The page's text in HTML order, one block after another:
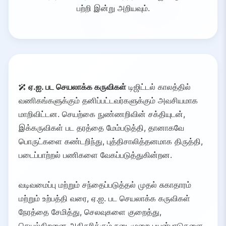
பற்றி இன்று அறியவும்.
ஏ.ஐ. பட செயலாக்க கருவிகள் டிஜிட்டல் காலத்தில்
வணிகங்களுக்கும் தனிப்பட்டவர்களுக்கும் அவசியமாக
மாறிவிட்டன. செயற்கை நுண்ணறிவின் சக்தியுடன்,
இக்கருவிகள் பட தரத்தை மேம்படுத்தி, தானாகவே
பொருட்களை கண்டறிந்து, புத்திசாலித்தனமாக திருத்தி,
படைப்பாற்றல் பணிகளை வேகப்படுத்துகின்றன.
வடிவமைப்பு மற்றும் சந்தைப்படுத்தல் முதல் சுகாதாரம்
மற்றும் உற்பத்தி வரை, ஏ.ஐ. பட செயலாக்க கருவிகள்
நேரத்தை சேமித்து, செலவுகளை குறைத்து,